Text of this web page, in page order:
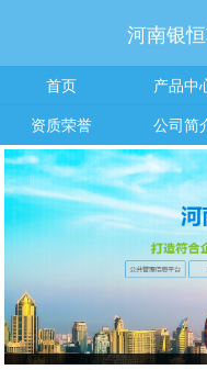
河南银
首页 产品中
资质荣誉
公司简